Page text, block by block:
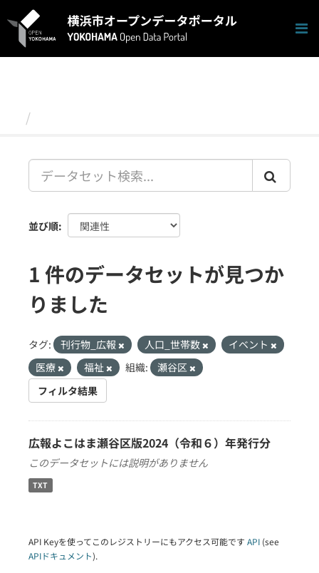
キ
並び順
1 件のデータセットが見つか
りました
タグ: 刊行物_広報 人口_世帯数
イベント
医療
福祉 組織:
瀬谷区
フィルタ結果
広報よこはま瀬谷区版2024（令和６）年発行分
このデータセットには説明がありません
TXT
API Keyを使ってこのレジストリーにもアクセス可能です API (see
APIドキュメント).